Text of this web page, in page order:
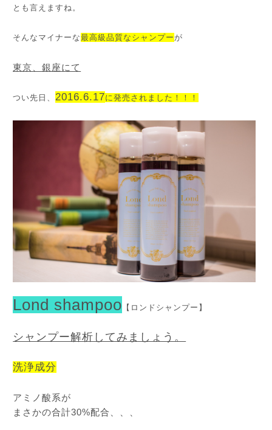
とも言えますね。
そんなマイナーな最高級品質なシャンプー が
東京、銀座にて
つい先日、2016.6.17に発売されました！！！
Lond shampoo 【ロンドシャンプー】
シャンプー解析してみましょう。
洗浄成分
アミノ酸系が
まさかの合計30%配合、、、